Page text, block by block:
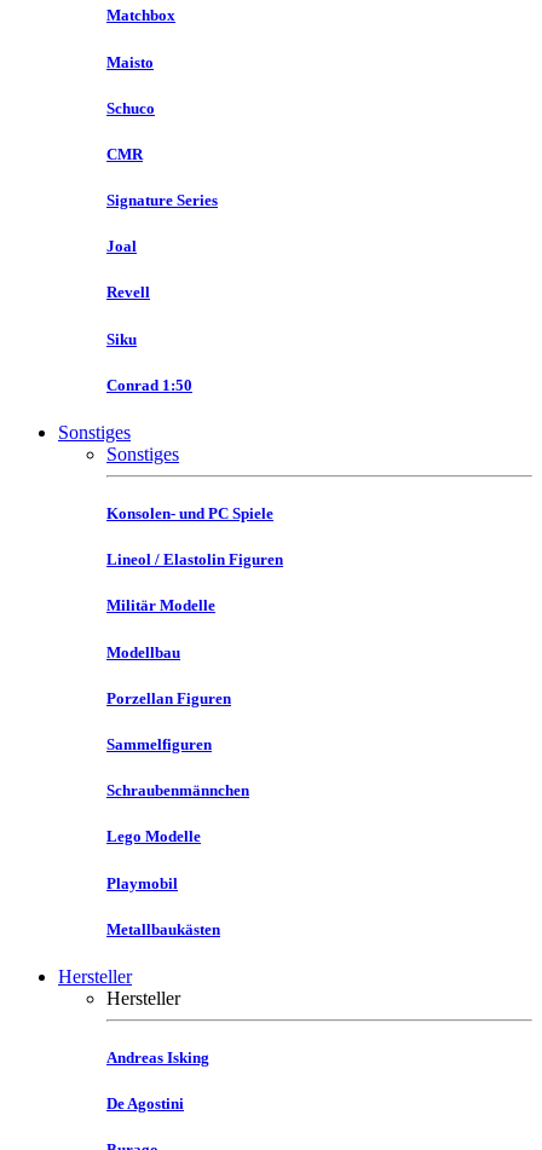
Matchbox
Maisto
Schuco
CMR
Signature Series
Joal
Revell
Siku
Conrad 1:50
Sonstiges
Sonstiges
Konsolen- und PC Spiele
Lineol / Elastolin Figuren
Militär Modelle
Modellbau
Porzellan Figuren
Sammelfiguren
Schraubenmännchen
Lego Modelle
Playmobil
Metallbaukästen
Hersteller
Hersteller
Andreas Isking
De Agostini